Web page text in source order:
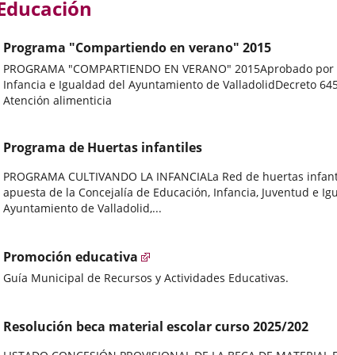
Programa "Compartiendo en verano" 2015
PROGRAMA "COMPARTIENDO EN VERANO" 2015Aprobado
Infancia e Igualdad del Ayuntamiento de ValladolidDecreto
Atención alimenticia
Programa de Huertas infantiles
PROGRAMA CULTIVANDO LA INFANCIALa Red de huertas
apuesta de la Concejalía de Educación, Infancia, Juventud e
Ayuntamiento de Valladolid,...
Promoción educativa
Guía Municipal de Recursos y Actividades Educativas.
Resolución beca material escolar curso 2025/202